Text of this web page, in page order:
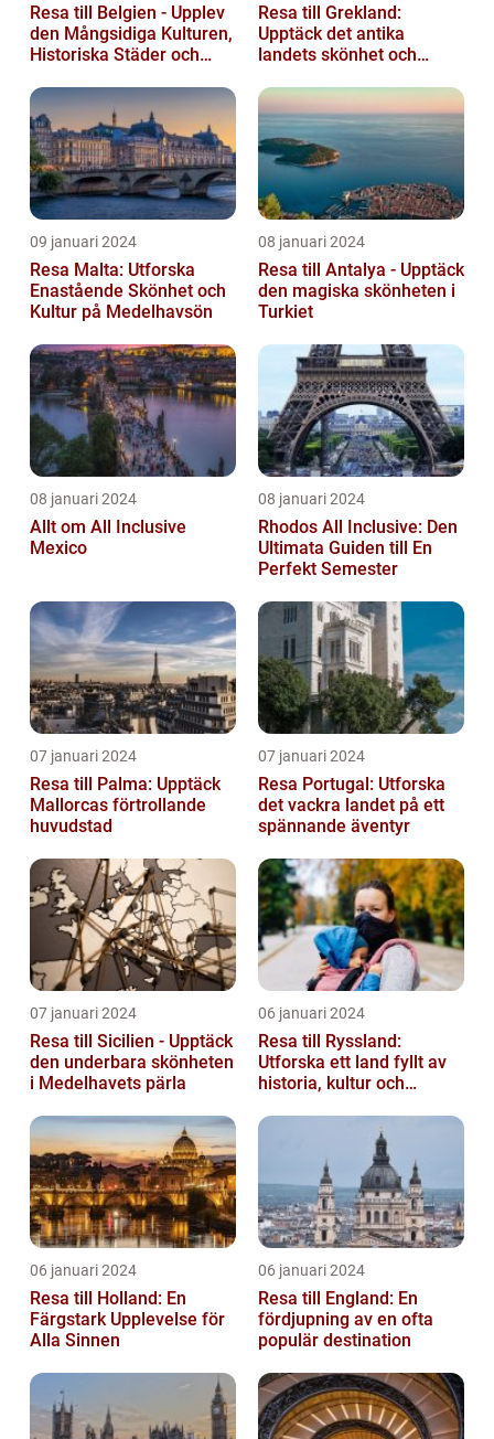
Resa till Belgien - Upplev
den Mångsidiga Kulturen,
Historiska Städer och
Resa till Grekland:
Upptäck det antika
landets skönhet och
09 januari 2024
Resa Malta: Utforska
Enastående Skönhet och
Kultur på Medelhavsön
08 januari 2024
Resa till Antalya - Upptäck
den magiska skönheten i
Turkiet
08 januari 2024
Allt om All Inclusive
Mexico
08 januari 2024
Rhodos All Inclusive: Den
Ultimata Guiden till En
Perfekt Semester
07 januari 2024
Resa till Palma: Upptäck
Mallorcas förtrollande
huvudstad
07 januari 2024
Resa Portugal: Utforska
det vackra landet på ett
spännande äventyr
07 januari 2024
Resa till Sicilien - Upptäck
den underbara skönheten
i Medelhavets pärla
06 januari 2024
Resa till Ryssland:
Utforska ett land fyllt av
historia, kultur och
06 januari 2024
Resa till Holland: En
Färgstark Upplevelse för
Alla Sinnen
06 januari 2024
Resa till England: En
fördjupning av en ofta
populär destination